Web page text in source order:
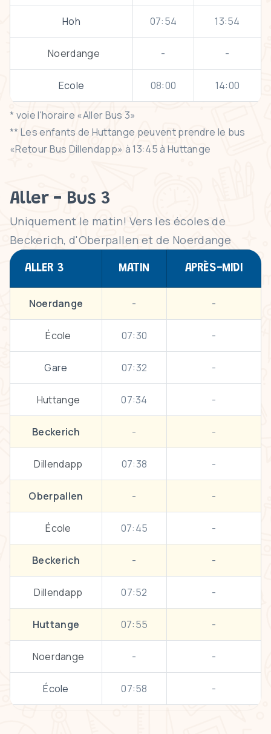
Hoh 07:54 13:54
Noerdange - -
Ecole 08:00 14:00
* voie l'horaire «Aller Bus 3»
** Les enfants de Huttange peuvent prendre le bus
«Retour Bus Dillendapp» à 13:45 à Huttange
Aller - Bus 3
Uniquement le matin! Vers les écoles de
Beckerich, d'Oberpallen et de Noerdange
ALLER 3 MATIN APRÈS-MIDI
Noerdange - -
École 07:30 -
Gare 07:32 -
Huttange 07:34 -
Beckerich - -
Dillendapp 07:38 -
Oberpallen - -
École 07:45 -
Beckerich - -
Dillendapp 07:52 -
Huttange 07:55 -
Noerdange - -
École 07:58 -